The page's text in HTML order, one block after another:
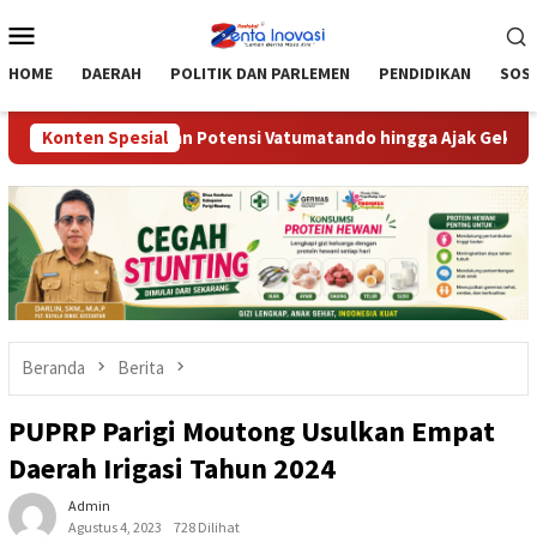
ke
Mobile
HOME DAERAH POLITIK DAN PARLEMEN PENDIDIKAN
Konten Spesial
Optimalkan Potensi Vatumatando hingga Ajak Gekrafs Dorong
Beranda Berita
PUPRP Parigi Moutong Usulkan Empat
Daerah Irigasi Tahun 2024
Admin
Agustus 4, 2023
728 Dilihat